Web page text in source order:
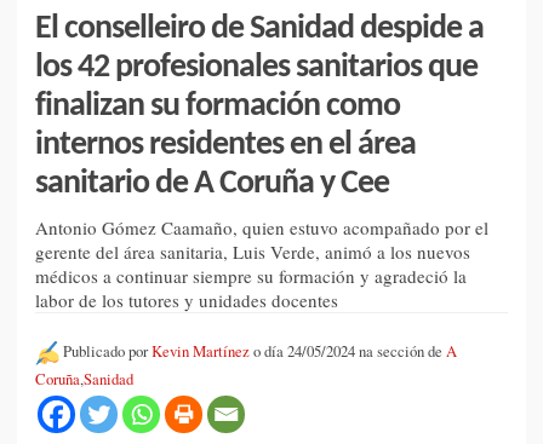
El conselleiro de Sanidad despide a
los 42 profesionales sanitarios que
finalizan su formación como
internos residentes en el área
sanitario de A Coruña y Cee
Antonio Gómez Caamaño, quien estuvo acompañado por el
gerente del área sanitaria, Luis Verde, animó a los nuevos
médicos a continuar siempre su formación y agradeció la
labor de los tutores y unidades docentes
Publicado porKevin Martínezo día 24/05/2024 na sección de A
Coruña,Sanidad